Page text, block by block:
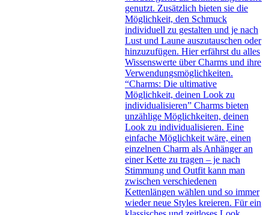
genutzt. Zusätzlich bieten sie die
Möglichkeit, den Schmuck
individuell zu gestalten und je nach
Lust und Laune auszutauschen oder
hinzuzufügen. Hier erfährst du alles
Wissenswerte über Charms und ihre
Verwendungsmöglichkeiten.
“Charms: Die ultimative
Möglichkeit, deinen Look zu
individualisieren” Charms bieten
unzählige Möglichkeiten, deinen
Look zu individualisieren. Eine
einfache Möglichkeit wäre, einen
einzelnen Charm als Anhänger an
einer Kette zu tragen – je nach
Stimmung und Outfit kann man
zwischen verschiedenen
Kettenlängen wählen und so immer
wieder neue Styles kreieren. Für ein